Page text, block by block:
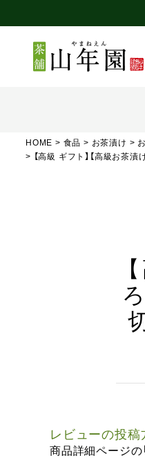
HOME 食品 お茶漬け
【高級 ギフト】【高級お茶
レビューの投稿
商品詳細ページの